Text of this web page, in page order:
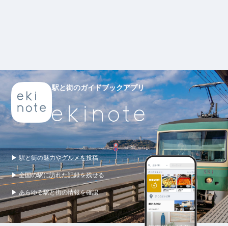
駅と街のガイドブックアプリ
▶ 駅と街の魅力やグルメを投稿
▶ 全国の駅に訪れた記録を残せる
▶ あらゆる駅と街の情報を確認